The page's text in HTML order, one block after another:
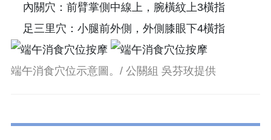
內關穴：前臂掌側中線上，腕橫紋上3橫指
足三里穴：小腿前外側，外側膝眼下4橫指
端午消食穴位示意圖。/ 公關組 吳芬玫提供